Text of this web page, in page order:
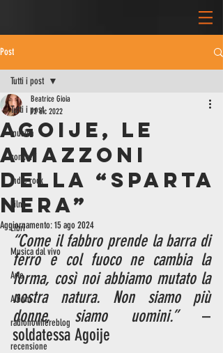
Post
Tutti i post
musica
concerti
indie rock
Film
Libri
Musica dal vivo
Arte
Album
radionowhereblog
recensione
Tutti i post
Agoije, le
Amazzoni
della “Sparta
nera”
Beatrice Gioia
12 dic 2022
Aggiornamento:15 ago 2024
“Come il fabbro prende la barra di
ferro e col fuoco ne cambia la
forma, così noi abbiamo mutato la
nostra natura. Non siamo più
donne, siamo uomini.” –
soldatessa Agoije